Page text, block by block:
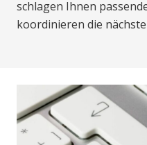
schlagen Ihnen
koordinieren die